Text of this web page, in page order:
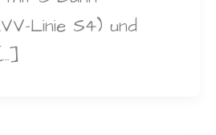
Linie S4) und